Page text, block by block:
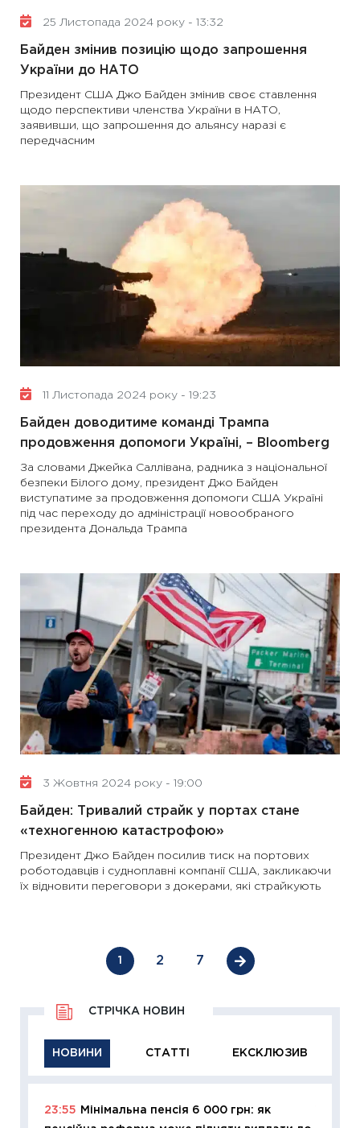
25 Листопада 2024 року - 13:32
Байден змінив позицію щодо запрошення
України до НАТО
Президент США Джо Байден змінив своє ставлення
щодо перспективи членства України в НАТО,
заявивши, що запрошення до альянсу наразі є
передчасним
11 Листопада 2024 року - 19:23
Байден доводитиме команді Трампа
продовження допомоги Україні, – Bloomberg
За словами Джейка Саллівана, радника з національної
безпеки Білого дому, президент Джо Байден
виступатиме за продовження допомоги США Україні
під час переходу до адміністрації новообраного
президента Дональда Трампа
3 Жовтня 2024 року - 19:00
Байден: Тривалий страйк у портах стане
«техногенною катастрофою»
Президент Джо Байден посилив тиск на портових
роботодавців і судноплавні компанії США, закликаючи
їх відновити переговори з докерами, які страйкують
1 2 7
НОВИНИ СТАТТІ ЕКСКЛЮЗИВ
СТРІЧКА НОВИН
23:55
Мінімальна пенсія 6 000 грн: як